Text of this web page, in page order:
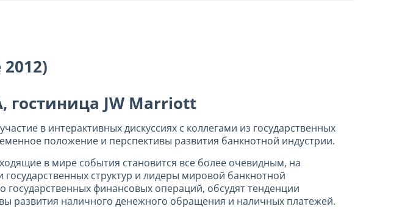
гостиница JW Marriott
в интерактивных дискуссиях с коллегами из государственных
положение и перспективы развития банкнотной индустрии.
в мире события становится все более очевидным, на
структур и лидеры мировой банкнотной
финансовых операций, обсудят тенденции
развития наличного денежного обращения и наличных платежей.